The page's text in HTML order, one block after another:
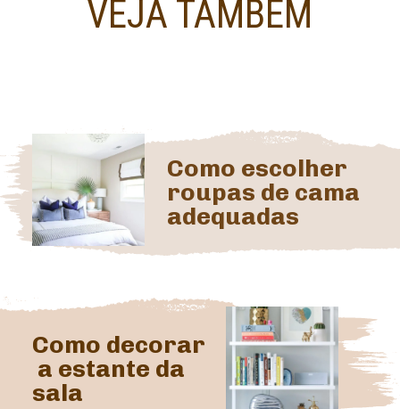
VEJA TAMBÉM
Como escolher
roupas de cama
adequadas
Como decorar
a estante da
sala